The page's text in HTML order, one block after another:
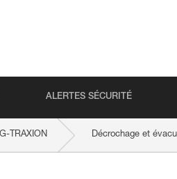
ALERTES SÉCURITÉ
TRAXION Décrochage et